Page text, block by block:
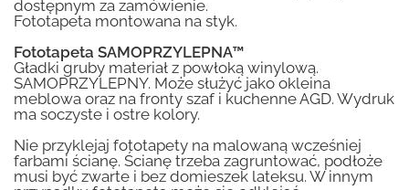
dostępnym za zamówienie.
Fototapeta montowana na styk.
Fototapeta SAMOPRZYLEPNA™
Gładki gruby materiał z powłoką winylową.
SAMOPRZYLEPNY. Może służyć jako okleina
meblowa oraz na fronty szaf i kuchenne AGD. Wydruk
ma soczyste i ostre kolory.
Nie przyklejaj fototapety na malowaną wcześniej
farbami ścianę. Ścianę trzeba zagruntować, podłoże
musi być zwarte i bez domieszek lateksu. W innym